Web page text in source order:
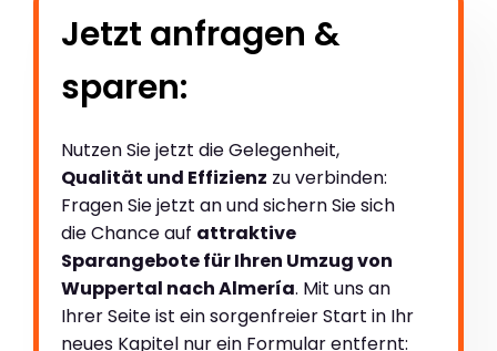
Jetzt anfragen &
sparen:
Nutzen Sie jetzt die Gelegenheit,
Qualität und Effizienz zu verbinden:
Fragen Sie jetzt an und sichern Sie sich
die Chance auf attraktive
Sparangebote für Ihren Umzug von
Wuppertal nach Almería. Mit uns an
Ihrer Seite ist ein sorgenfreier Start in Ihr
neues Kapitel nur ein Formular entfernt: